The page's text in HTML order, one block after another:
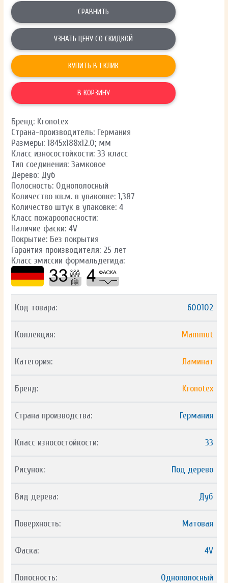
СРАВНИТЬ
УЗНАТЬ ЦЕНУ СО СКИДКОЙ
КУПИТЬ В 1 КЛИК
В КОРЗИНУ
Бренд: Kronotex
Страна-производитель: Германия
Размеры: 1845х188х12.0; мм
Класс износостойкости: 33 класс
Тип соединения: Замковое
Дерево: Дуб
Полосность: Однополосный
Количество кв.м. в упаковке: 1,387
Количество штук в упаковке: 4
Класс пожароопасности:
Наличие фаски: 4V
Покрытие: Без покрытия
Гарантия производителя: 25 лет
Класс эмиссии формальдегида:
Код товара: 600102
Коллекция: Mammut
Категория: Ламинат
Бренд: Kronotex
Страна производства: Германия
Класс износостойкости: 33
Рисунок: Под дерево
Вид дерева: Дуб
Поверхность: Матовая
Фаска: 4V
Полосность: Однополосный